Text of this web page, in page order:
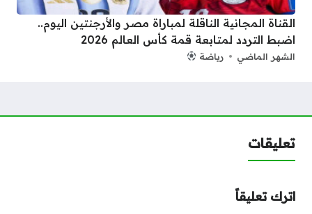
القناة المجانية الناقلة لمباراة مصر والأرجنتين اليوم..
اضبط التردد لمتابعة قمة كأس العالم 2026
الشهر الماضي رياضة
تعليقات
اترك تعليقاً